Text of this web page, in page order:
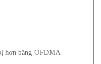
hơn bằng OFDMA